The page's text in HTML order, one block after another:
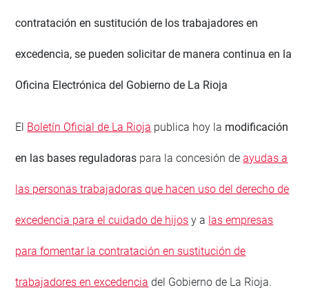
contratación en sustitución de los trabajadores en
excedencia, se pueden solicitar de manera continua en la
Oficina Electrónica del Gobierno de La Rioja
El Boletín Oficial de La Rioja publica hoy la modificación
en las bases reguladoras para la concesión deayudas a
las personas trabajadoras que hacen uso del derecho de
excedencia para el cuidado de hijos y a las empresas
para fomentar la contratación en sustitución de
trabajadores en excedencia del Gobierno de La Rioja.